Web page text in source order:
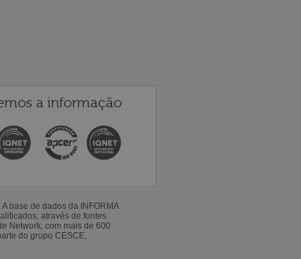
a informação
base de dados da INFORMA
através de fontes
Network, com mais de 600
do grupo CESCE,